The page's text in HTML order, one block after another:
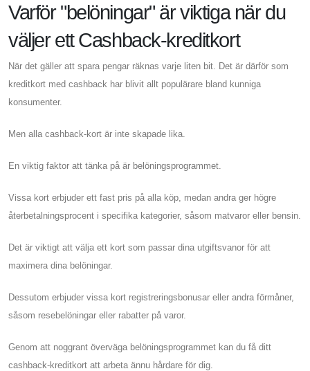
Varför "belöningar" är viktiga när du
väljer ett Cashback-kreditkort
När det gäller att spara pengar räknas varje liten bit. Det är därför som
kreditkort med cashback har blivit allt populärare bland kunniga
konsumenter.
Men alla cashback-kort är inte skapade lika.
En viktig faktor att tänka på är belöningsprogrammet.
Vissa kort erbjuder ett fast pris på alla köp, medan andra ger högre
återbetalningsprocent i specifika kategorier, såsom matvaror eller bensin.
Det är viktigt att välja ett kort som passar dina utgiftsvanor för att
maximera dina belöningar.
Dessutom erbjuder vissa kort registreringsbonusar eller andra förmåner,
såsom resebelöningar eller rabatter på varor.
Genom att noggrant överväga belöningsprogrammet kan du få ditt
cashback-kreditkort att arbeta ännu hårdare för dig.